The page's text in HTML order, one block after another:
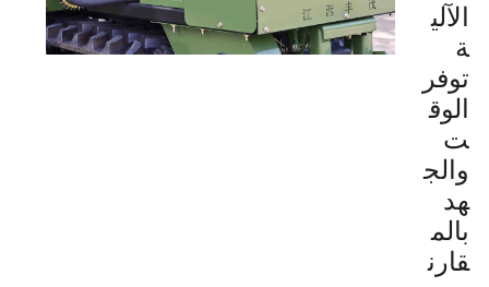
الآلي
ة
توفر
الوق
ت
والج
هد
بالم
قارن